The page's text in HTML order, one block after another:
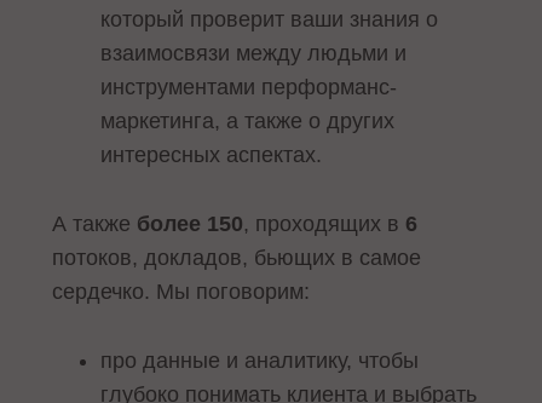
который проверит ваши знания о
взаимосвязи между людьми и
инструментами перформанс-
маркетинга, а также о других
интересных аспектах.
А также более 150, проходящих в 6
потоков, докладов, бьющих в самое
сердечко. Мы поговорим:
про данные и аналитику, чтобы
глубоко понимать клиента и выбрать